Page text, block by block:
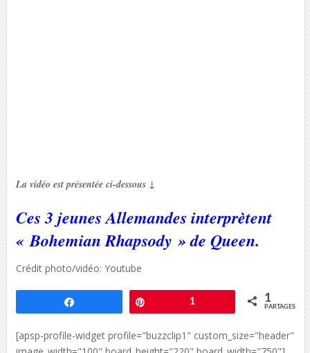
La vidéo est présentée ci-dessous ↓
Ces 3 jeunes Allemandes interprètent
« Bohemian Rhapsody » de Queen.
Crédit photo/vidéo: Youtube
1 1
PARTAGES
[apsp-profile-widget profile="buzzclip1" custom_size="header"